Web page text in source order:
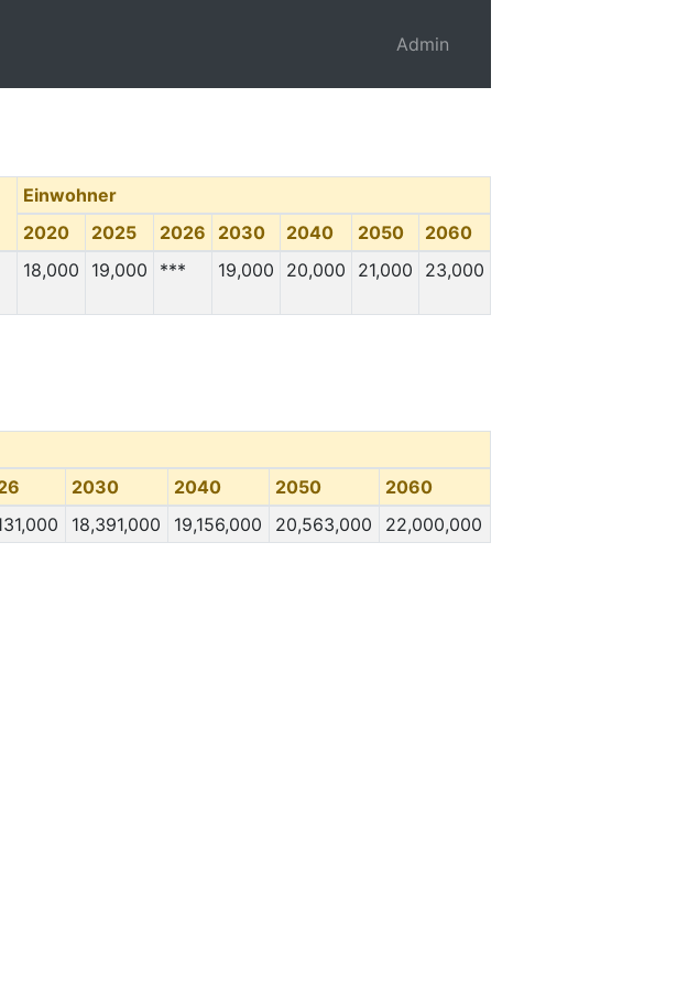
Admin
Einwohner
2020
2025 2026 2030 2040 2050
2060
18,000 19,000 *** 19,000 20,000 21,000 23,000
2030 2040 2050
2060
18,391,000 19,156,000 20,563,000 22,000,000